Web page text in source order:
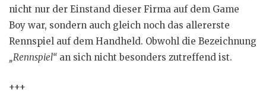
nicht nur der Einstand dieser Firma auf dem Game
Boy war, sondern auch gleich noch das allererste
Rennspiel auf dem Handheld. Obwohl die Bezeichnung
„Rennspiel“ an sich nicht besonders zutreffend ist.
+++